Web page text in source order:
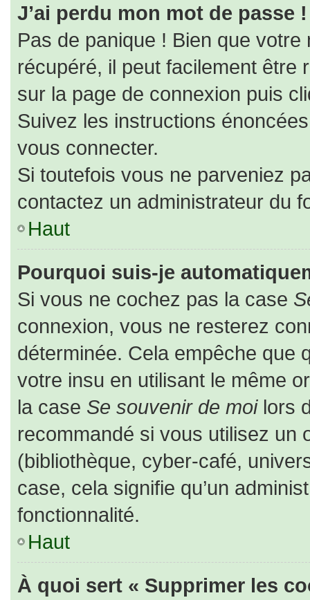
J’ai perdu mon mot de passe !
Pas de panique ! Bien que
récupéré, il peut facilement être
sur la page de connexion puis
Suivez les instructions
vous connecter.
Si toutefois vous ne parveniez
contactez un administrateur du
Haut
Pourquoi suis-je
Si vous ne cochez pas la case
connexion, vous ne resterez
déterminée. Cela empêche que
votre insu en utilisant le même
la case Se souvenir de moilors
recommandé si vous utilisez un
(bibliothèque, cyber-café,
case, cela signifie qu’un
fonctionnalité.
Haut
À quoi sert « Supprimer les